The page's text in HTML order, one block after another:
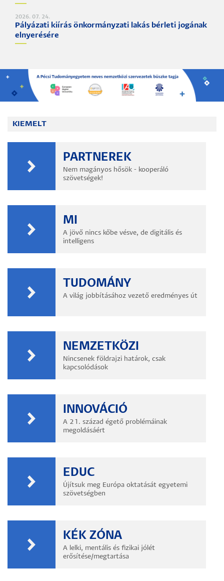
2026. 07. 24.
Pályázati kiírás önkormányzati lakás bérleti jogának
elnyerésére
KIEMELT
PARTNEREK
Nem magányos hősök - kooperáló
szövetségek!
MI
A jövő nincs kőbe vésve, de digitális és
intelligens
TUDOMÁNY
A világ jobbításához vezető eredményes út
NEMZETKÖZI
Nincsenek földrajzi határok, csak
kapcsolódások
INNOVÁCIÓ
A 21. század égető problémáinak
megoldásáért
EDUC
Újítsuk meg Európa oktatását egyetemi
szövetségben
KÉK ZÓNA
A lelki, mentális és fizikai jólét
erősítése/megtartása